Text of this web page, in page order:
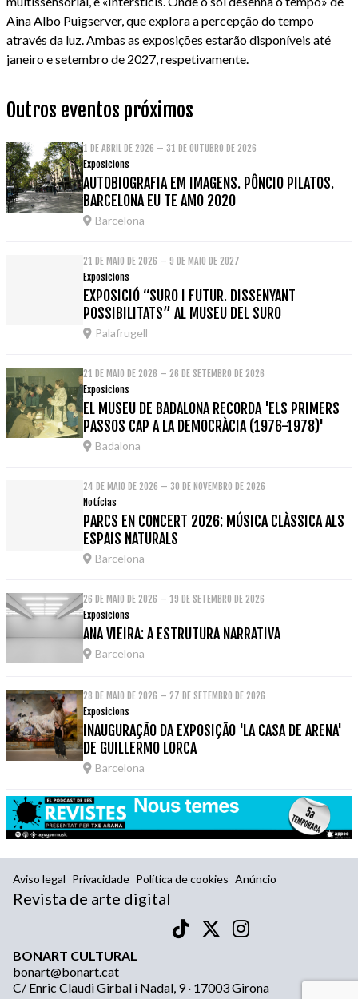
Aina Albo Puigserver, que explora a percepção do tempo
através da luz. Ambas as exposições estarão disponíveis até
janeiro e setembro de 2027, respetivamente.
Outros eventos próximos
1 DE ABRIL DE 2026 – 31 DE OUTUBRO DE 2026
Exposicions
AUTOBIOGRAFIA EM IMAGENS. PÔNCIO PILATOS.
BARCELONA EU TE AMO 2020
Barcelona
21 DE MAIO DE 2026 – 9 DE MAIO DE 2027
Exposicions
EXPOSICIÓ “SURO I FUTUR. DISSENYANT
POSSIBILITATS” AL MUSEU DEL SURO
Palafrugell
21 DE MAIO DE 2026 – 26 DE SETEMBRO DE 2026
Exposicions
EL MUSEU DE BADALONA RECORDA 'ELS PRIMERS
PASSOS CAP A LA DEMOCRÀCIA (1976-1978)'
Badalona
24 DE MAIO DE 2026 – 30 DE NOVEMBRO DE 2026
Notícias
PARCS EN CONCERT 2026: MÚSICA CLÀSSICA ALS
ESPAIS NATURALS
Barcelona
26 DE MAIO DE 2026 – 19 DE SETEMBRO DE 2026
Exposicions
ANA VIEIRA: A ESTRUTURA NARRATIVA
Barcelona
28 DE MAIO DE 2026 – 27 DE SETEMBRO DE 2026
Exposicions
INAUGURAÇÃO DA EXPOSIÇÃO 'LA CASA DE ARENA'
DE GUILLERMO LORCA
Barcelona
Aviso legal Privacidade Política de cookies Anúncio
Revista de arte digital
BONART CULTURAL
bonart@bonart.cat
C/ Enric Claudi Girbal i Nadal, 9 · 17003 Girona